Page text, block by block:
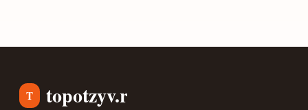
T topotzyv.ru